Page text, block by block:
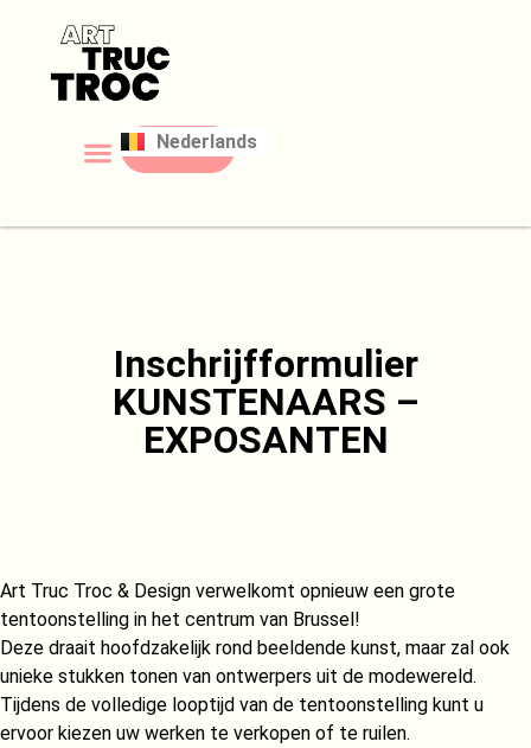
Tickets
Nederlands
Français
English
Inschrijfformulier
KUNSTENAARS –
EXPOSANTEN
Art Truc Troc & Design verwelkomt opnieuw een grote
tentoonstelling in het centrum van Brussel!
Deze draait hoofdzakelijk rond beeldende kunst, maar zal ook
unieke stukken tonen van ontwerpers uit de modewereld.
Tijdens de volledige looptijd van de tentoonstelling kunt u
ervoor kiezen uw werken te verkopen of te ruilen.